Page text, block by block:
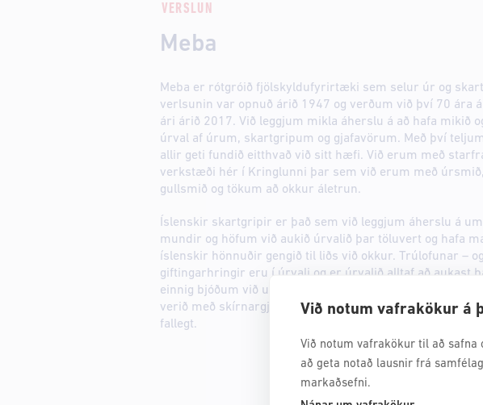
Við notum vafrakökur á
Við notum vafrakökur til að safna
að geta notað lausnir frá
markaðsefni.
VERSLUN
Meba
Meba er rótgróið fjölskyldufyrirtæki sem selur úr og
verlsunin var opnuð árið 1947 og verðum við því 70 ára
ári árið 2017. Við leggjum mikla áherslu á að hafa mikið
úrval af úrum, skartgripum og gjafavörum. Með því
allir geti fundið eitthvað við sitt hæfi. Við erum með
verkstæði hér í Kringlunni þar sem við erum með úrsmið,
gullsmið og tökum að okkur áletrun.
Íslenskir skartgripir er það sem við leggjum áherslu á
mundir og höfum við aukið úrvalið þar töluvert og hafa
íslenskir hönnuðir gengið til liðs við okkur. Trúlofunar – og
giftingarhringir eru í úrvali og er úrvalið alltaf að aukast
einnig bjóðum við upp á ráðleggingar frá gullsmið. Við
verið með skírnargjafir frá upphafi og er úrvalið þar
fallegt.